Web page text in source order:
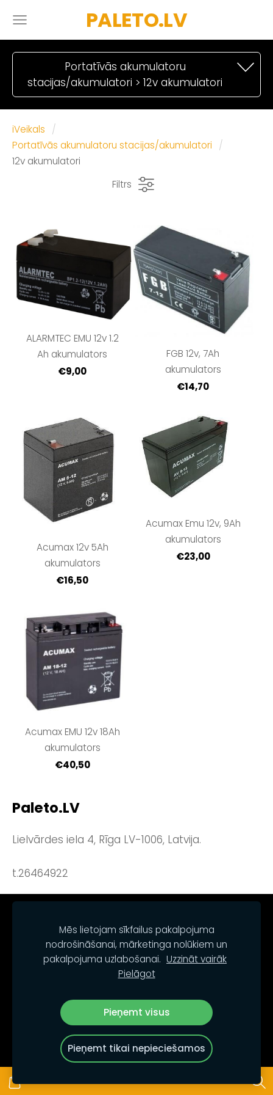
PALETO.LV
Portatīvās akumulatoru
stacijas/akumulatori > 12v akumulatori
Paleto.LV
Lielvārdes iela 4, Rīga LV-1006, Latvija.
t.26464922
iVeikals
Portatīvās akumulatoru stacijas/akumulatori
12v akumulatori
Filtrs
ALARMTEC EMU 12v 1.2
Ah akumulators
€9,00
FGB 12v, 7Ah
akumulators
€14,70
Acumax 12v 5Ah
akumulators
€16,50
Acumax Emu 12v, 9Ah
akumulators
€23,00
Acumax EMU 12v 18Ah
akumulators
€40,50
© PALETO.LV
Mēs lietojam sīkfailus pakalpojuma
nodrošināšanai, mārketinga nolūkiem un
pakalpojuma uzlabošanai. Uzzināt vairāk
Pielāgot
Pieņemt visus
Pieņemt tikai nepieciešamos